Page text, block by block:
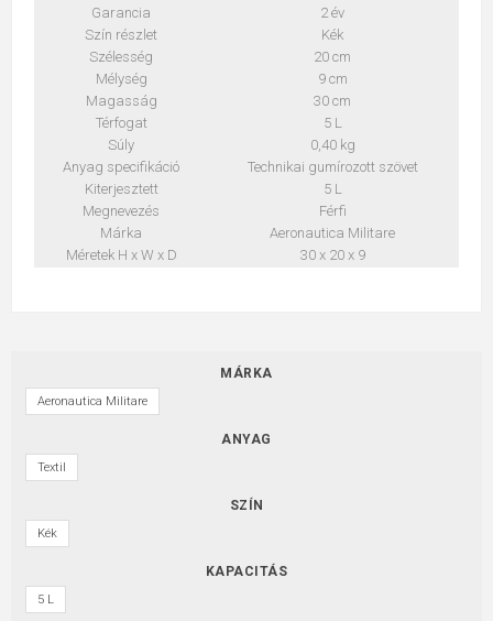
Garancia
2 év
Szín részlet
Kék
Szélesség
20 cm
Mélység
9 cm
Magasság
30 cm
Térfogat
5 L
Súly
0,40 kg
Anyag specifikáció
Technikai gumírozott szövet
Kiterjesztett
5 L
Megnevezés
Férfi
Márka
Aeronautica Militare
Méretek H x W x D
30 x 20 x 9
MÁRKA
Aeronautica Militare
ANYAG
Textil
SZÍN
Kék
KAPACITÁS
5 L